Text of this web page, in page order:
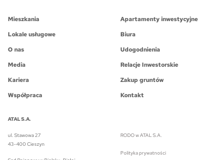
Mieszkania
Apartamenty inwestycyjne
Lokale usługowe
Biura
O nas
Udogodnienia
Media
Relacje Inwestorskie
Kariera
Zakup gruntów
Współpraca
Kontakt
ATAL S.A.
ul. Stawowa 27
43-400 Cieszyn
RODO w ATAL S.A.
Polityka prywatności